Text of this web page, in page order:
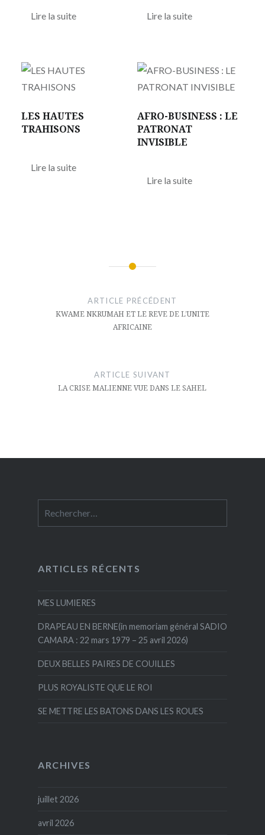
Lire la suite Lire la suite
LES HAUTES
TRAHISONS
Lire la suite
AFRO-BUSINESS : LE
PATRONAT
INVISIBLE
Lire la suite
l’article
ARTICLE PRÉCÉDENT
KWAME NKRUMAH ET LE REVE DE L’UNITE
AFRICAINE
ARTICLE SUIVANT
LA CRISE MALIENNE VUE DANS LE SAHEL
ARTICLES RÉCENTS
MES LUMIERES
DRAPEAU EN BERNE(in memoriam général SADIO
CAMARA : 22 mars 1979 – 25 avril 2026)
DEUX BELLES PAIRES DE COUILLES
PLUS ROYALISTE QUE LE ROI
SE METTRE LES BATONS DANS LES ROUES
ARCHIVES
juillet 2026
avril 2026